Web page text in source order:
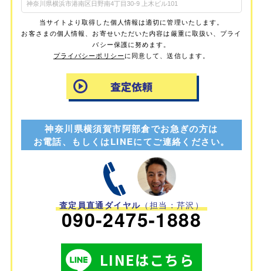
当サイトより取得した個人情報は適切に管理いたします。
お客さまの個人情報、お寄せいただいた内容は厳重に取扱い、プライ
バシー保護に努めます。
プライバシーポリシーに同意して、送信します。
神奈川県横須賀市阿部倉でお急ぎの方は
お電話、もしくはLINEにてご連絡ください。
査定員直通ダイヤル（担当：芹沢）
090-2475-1888
LINEはこちら